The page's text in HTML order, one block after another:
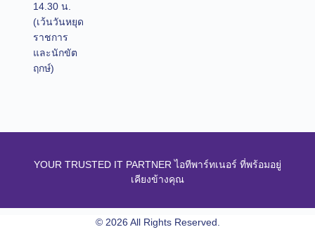
14.30 น.
(เว้นวันหยุด
ราชการ
และนักขัต
ฤกษ์)
YOUR TRUSTED IT PARTNER ไอทีพาร์ทเนอร์ ที่พร้อมอยู่
เคียงข้างคุณ
© 2026 All Rights Reserved.